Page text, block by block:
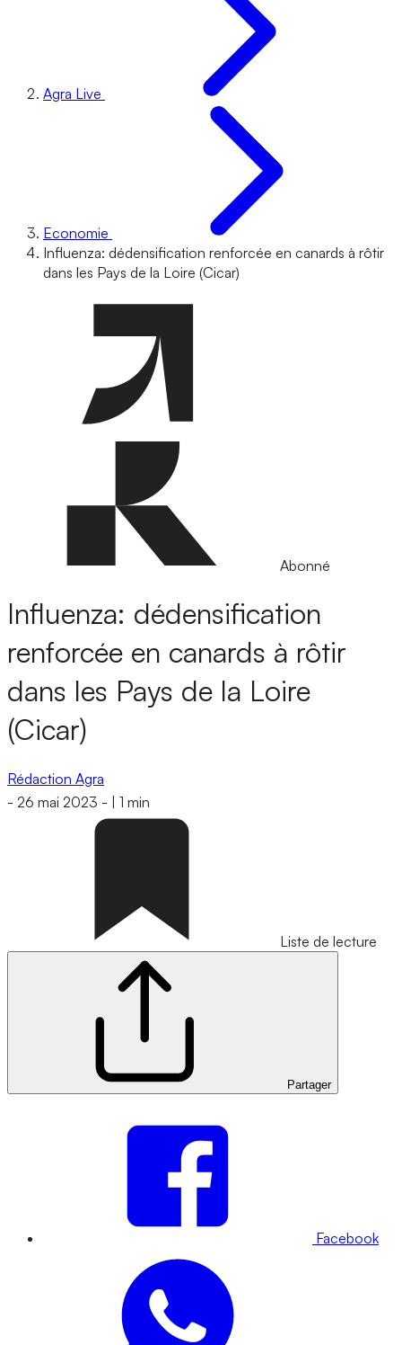
Agra Live
Economie
Influenza: dédensification renforcée en canards à rôtir
dans les Pays de la Loire (Cicar)
Abonné
Influenza: dédensification
renforcée en canards à rôtir
dans les Pays de la Loire
(Cicar)
Rédaction Agra
- 26 mai 2023 - 1 min
Liste de lecture
Partager
Facebook